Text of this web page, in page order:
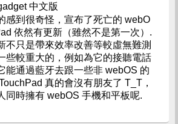
中文版
感到很奇怪，宣布了死亡的 webO
依然有更新（雖然不是第一次）.
不只是帶來效率改善等較虛無難測
些較重大的，例如為它的接聽電話
能通過藍牙去跟一些非 webOS 的
真的會沒有朋友了 T_T，
同時擁有 webOS 手機和平板呢.